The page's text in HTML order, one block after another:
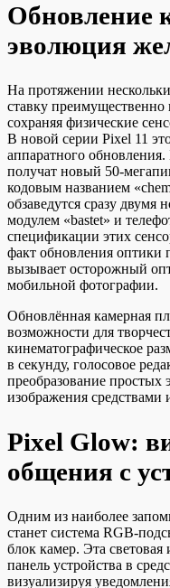
Обновление
эволюция
На протяжении
ставку
сохраняя физические
В новой серии Pixel 11
аппаратного
получат новый 50-
кодовым названием
обзаведутся сразу
модулем «bastet» и
спецификации этих
факт обновления оптики
вызывает осторожный
мобильной фотографии.
Обновлённая камерная
возможности для
кинематографическое
в секунду, голосовое
преобразование простых
изображения средствами
Pixel Glow:
общения с
Одним из наиболее
станет система RGB-
блок камер. Эта
панель устройства в
визуализируя